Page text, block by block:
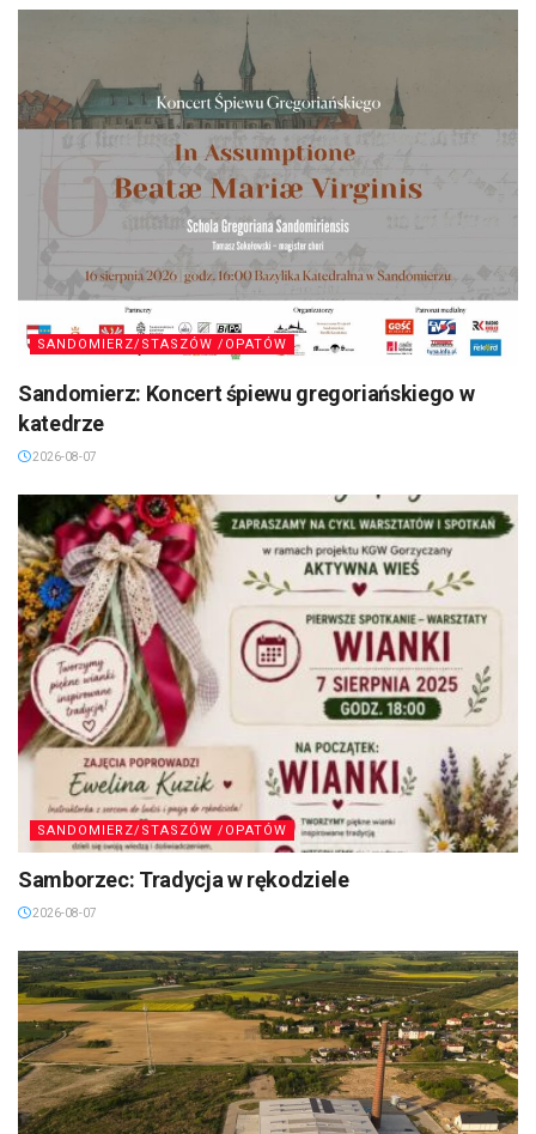
SANDOMIERZ/STASZÓW /OPATÓW
Sandomierz: Koncert śpiewu gregoriańskiego w
katedrze
2026-08-07
SANDOMIERZ/STASZÓW /OPATÓW
Samborzec: Tradycja w rękodziele
2026-08-07